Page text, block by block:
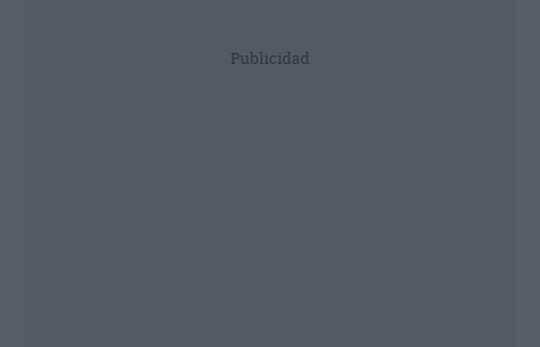
Publicidad